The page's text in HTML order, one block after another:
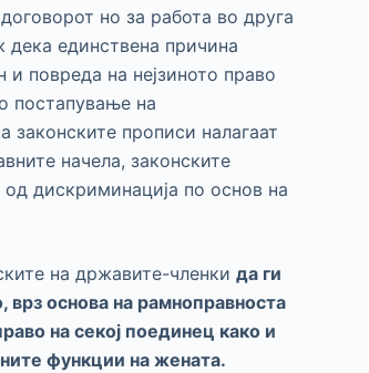
но за работа во друга
единствена причина
повреда на нејзиното право
постапување на
законските прописи налагаат
начела, законските
дискриминација по основ на
на државите-членкида ги
основа на рамноправноста
на секој поединец како и
функции на жената.